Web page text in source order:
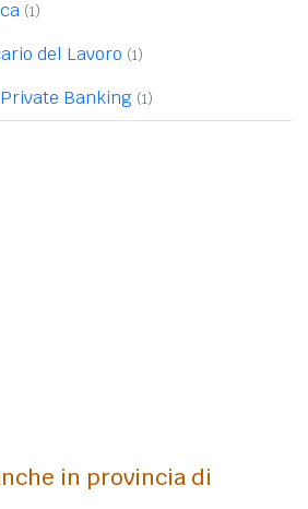
(1)
del Lavoro (1)
Banking (1)
in provincia di